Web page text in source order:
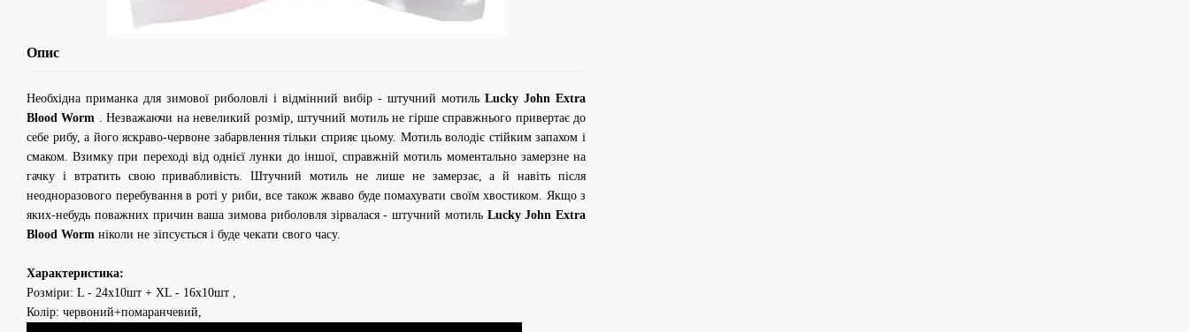
Опис
Необхідна приманка для зимової риболовлі і відмінний вибір - штучний мотиль Lucky John Extra
Blood Worm . Незважаючи на невеликий розмір, штучний мотиль не гірше справжнього привертає до
себе рибу, а його яскраво-червоне забарвлення тільки сприяє цьому. Мотиль володіє стійким запахом і
смаком. Взимку при переході від однієї лунки до іншої, справжній мотиль моментально замерзне на
гачку і втратить свою привабливість. Штучний мотиль не лише не замерзає, а й навіть після
неодноразового перебування в роті у риби, все також жваво буде помахувати своїм хвостиком. Якщо з
яких-небудь поважних причин ваша зимова риболовля зірвалася - штучний мотиль Lucky John Extra
Blood Worm ніколи не зіпсується і буде чекати свого часу.
Характеристика:
Розміри: L - 24x10шт + XL - 16x10шт ,
Колір: червоний+помаранчевий,